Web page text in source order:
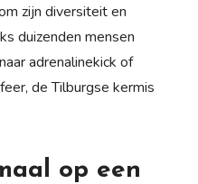
zijn diversiteit en
duizenden mensen
adrenalinekick of
de Tilburgse kermis
op een